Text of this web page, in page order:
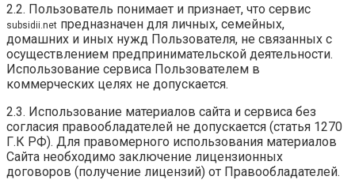
2.2. Пользователь понимает и признает, что сервис
subsidii.net предназначен для личных, семейных,
домашних и иных нужд Пользователя, не связанных с
осуществлением предпринимательской деятельности.
Использование сервиса Пользователем в
коммерческих целях не допускается.
2.3. Использование материалов сайта и сервиса без
согласия правообладателей не допускается (статья 1270
Г.К РФ). Для правомерного использования материалов
Сайта необходимо заключение лицензионных
договоров (получение лицензий) от Правообладателей.